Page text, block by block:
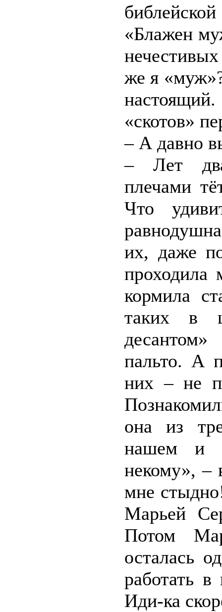
«Блажен
же я
настоящий.
«скотов»
– А давно
– Лет
плечами
Что
их, даже
проходила
кормила
таких в
пальто. А
них – не
она из
нашем и
некому», –
мне
Марьей
Потом
осталась
работать
Иди-ка